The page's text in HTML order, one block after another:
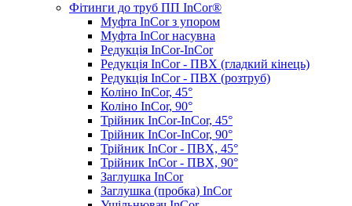
Фітинги до труб ПП InCor®
Муфта InCor з упором
Муфта InCor насувна
Редукція InCor-InCor
Редукція InCor - ПВХ (гладкий кінець)
Редукція InCor - ПВХ (розтруб)
Коліно InCor, 45°
Коліно InCor, 90°
Трійник InCor-InCor, 45°
Трійник InCor-InCor, 90°
Трійник InCor - ПВХ, 45°
Трійник InCor - ПВХ, 90°
Заглушка InCor
Заглушка (пробка) InCor